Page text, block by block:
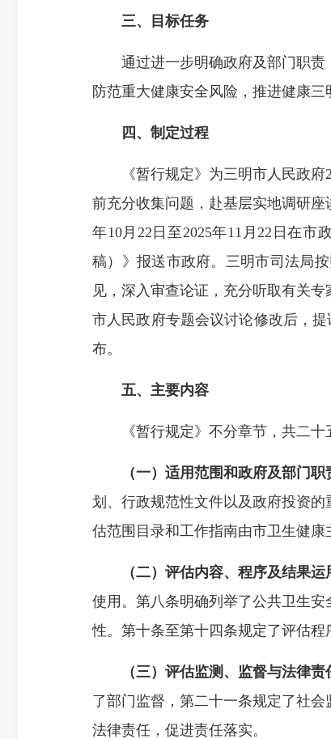
三、目标任务
通过进一步明确政府及部门职责
防范重大健康安全风险，推进健康三
四、制定过程
《暂行规定》为三明市人民政府
前充分收集问题，赴基层实地调研
年10月22日至2025年11月22日在
稿）》报送市政府。三明市司法局
见，深入审查论证，充分听取有关
市人民政府专题会议讨论修改后，
布。
五、主要内容
《暂行规定》不分章节，共二十
（一）适用范围和政府及部门职
划、行政规范性文件以及政府投资的
估范围目录和工作指南由市卫生健康
（二）评估内容、程序及结果运
使用。第八条明确列举了公共卫生
性。第十条至第十四条规定了评估程
（三）评估监测、监督与法律责
了部门监督，第二十一条规定了社
法律责任，促进责任落实。